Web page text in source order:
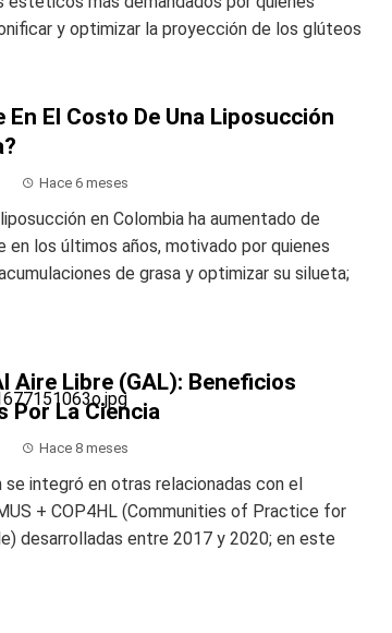
y optimizar la proyección de los glúteos
En El Costo De Una Liposucción
Hace 6 meses
en Colombia ha aumentado de
en los últimos años, motivado por quienes
de grasa y optimizar su silueta;
Aire Libre (GAL): Beneficios
Por La Ciencia
Hace 8 meses
se integró en otras relacionadas con el
+ COP4HL (Communities of Practice for
desarrolladas entre 2017 y 2020; en este